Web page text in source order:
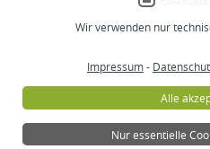
Wir verwenden nur
Impressum-
Alle
Nur essentielle